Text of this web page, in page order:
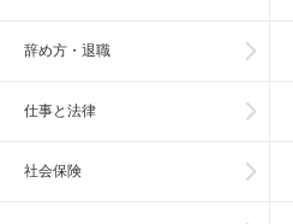
辞め方・退職
仕事と法律
社会保険